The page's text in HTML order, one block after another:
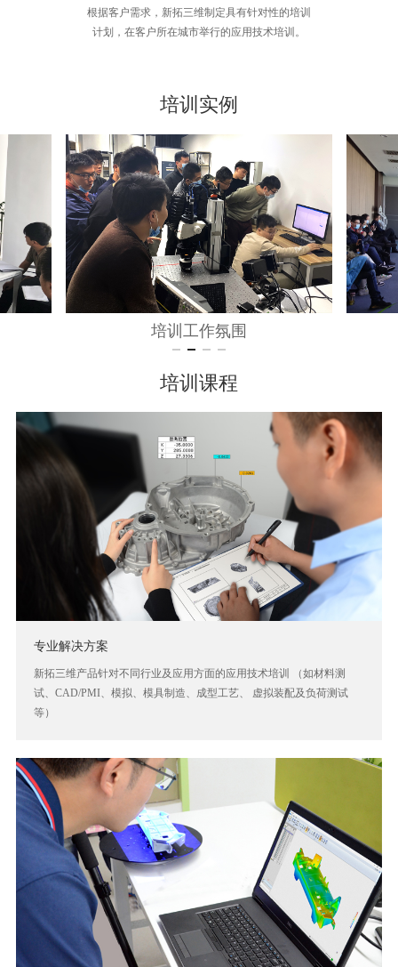
根据客户需求，新拓三维制定具有针对性的培训
计划，在客户所在城市举行的应用技术培训。
培训实例
培训工作氛围
培训课程
专业解决方案
新拓三维产品针对不同行业及应用方面的应用技术培训 （如材料测
试、CAD/PMI、模拟、模具制造、成型工艺、 虚拟装配及负荷测试
等）